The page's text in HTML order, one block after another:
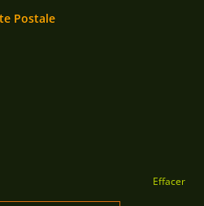
Postale
Effacer